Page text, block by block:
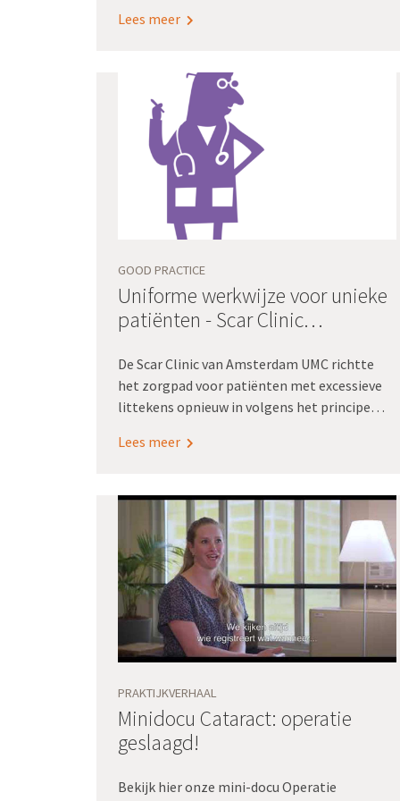
hergebruik = minder registratielast.
Lees meer
GOOD PRACTICE
Uniforme werkwijze voor unieke
patiënten - Scar Clinic
De Scar Clinic van Amsterdam UMC richtte
het zorgpad voor patiënten met excessieve
littekens opnieuw in volgens het principe
hergebruik. De focus lag hierbij op
patiëntperspectief.
Lees meer
PRAKTIJKVERHAAL
Minidocu Cataract: operatie
geslaagd!
Bekijk hier onze mini-docu Operatie